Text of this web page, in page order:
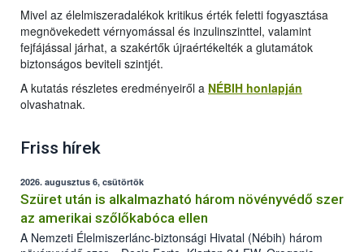
Mivel az élelmiszeradalékok kritikus érték feletti fogyasztása
megnövekedett vérnyomással és inzulinszinttel, valamint
fejfájással járhat, a szakértők újraértékelték a glutamátok
biztonságos beviteli szintjét.
A kutatás részletes eredményeiről a NÉBIH honlapján
olvashatnak.
Friss hírek
2026. augusztus 6, csütörtök
Szüret után is alkalmazható három növényvédő szer
az amerikai szőlőkabóca ellen
A Nemzeti Élelmiszerlánc-biztonsági Hivatal (Nébih) három